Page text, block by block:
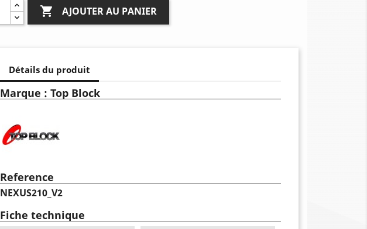
 AJOUTER AU PANIER
Détails du produit
Marque : Top Block
Reference
NEXUS210_V2
Fiche technique